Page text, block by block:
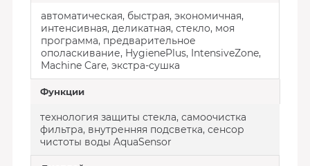
автоматическая, быстрая, экономичная,
интенсивная, деликатная, стекло, моя
программа, предварительное
ополаскивание, HygienePlus, IntensiveZone,
Machine Care, экстра-сушка
Функции
технология защиты стекла, самоочистка
фильтра, внутренняя подсветка, сенсор
чистоты воды AquaSensor